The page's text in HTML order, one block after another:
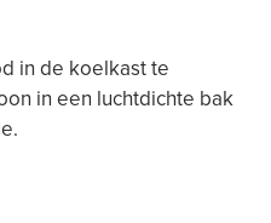
in de koelkast te
in een luchtdichte bak